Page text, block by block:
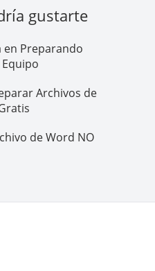
gustarte
en Preparando
Archivos de
de Word NO